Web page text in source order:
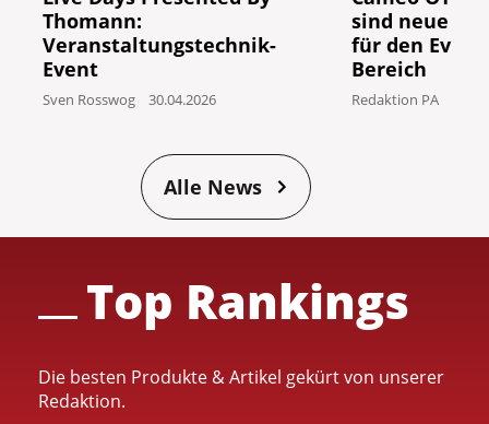
Thomann:
Veranstaltungstechnik-
Event
Sven Rosswog 30.04.2026
sind neue
für den
Bereich
Redaktion PA
Alle News
Top Rankings
Die besten Produkte & Artikel gekürt von unserer
Redaktion.